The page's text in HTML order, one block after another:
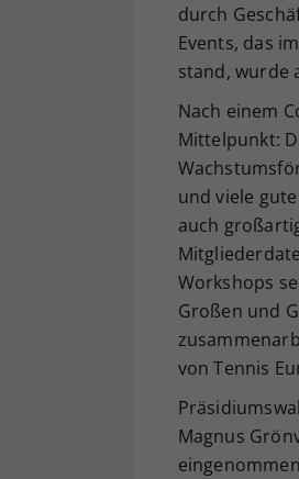
durch
Events, das
stand, wurde
Nach einem
Mittelpunkt:
und viele
auch
Workshops
Großen und
von Tennis
Magnus